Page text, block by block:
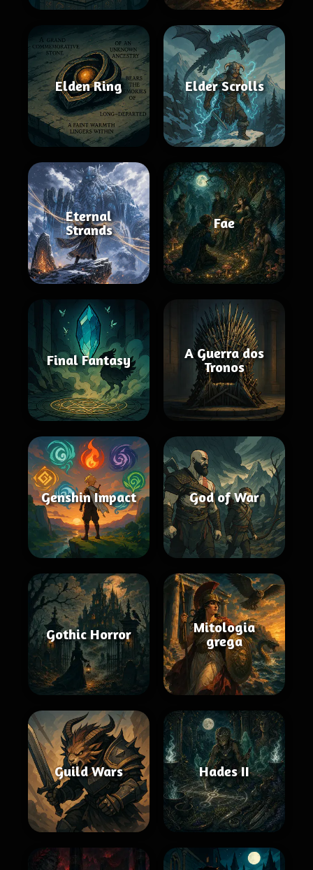
Elden Ring Elder Scrolls
Eternal
Strands
Fae
Final Fantasy
A Guerra dos
Tronos
Genshin Impact God of War
Gothic Horror
Mitologia
grega
Guild Wars Hades II